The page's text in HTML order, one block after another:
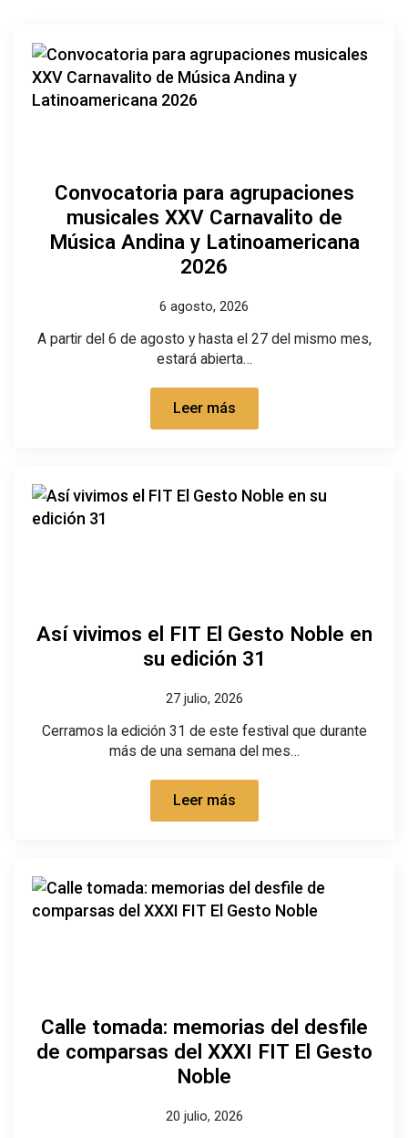
Convocatoria para agrupaciones
musicales XXV Carnavalito de
Música Andina y Latinoamericana
2026
6 agosto, 2026
A partir del 6 de agosto y hasta el 27 del mismo mes,
estará abierta…
Leer más
Así vivimos el FIT El Gesto Noble en
su edición 31
27 julio, 2026
Cerramos la edición 31 de este festival que durante
más de una semana del mes…
Leer más
Calle tomada: memorias del desfile
de comparsas del XXXI FIT El Gesto
Noble
20 julio, 2026